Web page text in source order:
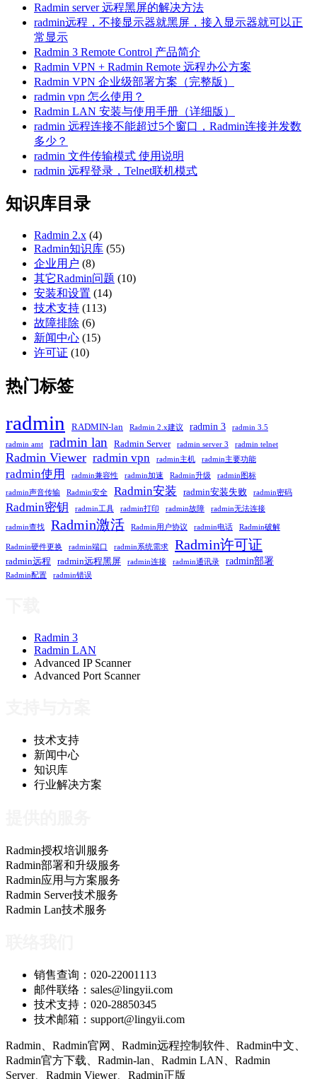
Radmin server 远程黑屏的解决方法
radmin远程，不接显示器就黑屏，接入显示器就可以正
常显示
Radmin 3 Remote Control 产品简介
Radmin VPN + Radmin Remote 远程办公方案
Radmin VPN 企业级部署方案（完整版）
radmin vpn 怎么使用？
Radmin LAN 安装与使用手册（详细版）
radmin 远程连接不能超过5个窗口，Radmin连接并发数
多少？
radmin 文件传输模式 使用说明
radmin 远程登录，Telnet联机模式
知识库目录
Radmin 2.x (4)
Radmin知识库 (55)
企业用户 (8)
其它Radmin问题 (10)
安装和设置 (14)
技术支持 (113)
故障排除 (6)
新闻中心 (15)
许可证 (10)
热门标签
radmin RADMIN-lan Radmin 2.x建议 radmin 3 radmin 3.5
radmin amt radmin lan Radmin Server radmin server 3 radmin telnet
Radmin Viewer radmin vpn radmin主机 radmin主要功能
radmin使用 radmin兼容性 radmin加速 Radmin升级 radmin图标
radmin声音传输 Radmin安全 Radmin安装 radmin安装失败 radmin密码
Radmin密钥 radmin工具 radmin打印 radmin故障 radmin无法连接
radmin查找 Radmin激活 Radmin用户协议 radmin电话 Radmin破解
Radmin硬件更换 radmin端口 radmin系统需求 Radmin许可证
radmin远程 radmin远程黑屏 radmin连接 radmin通讯录 radmin部署
Radmin配置 radmin错误
Radmin 3
Radmin LAN
Advanced IP Scanner
Advanced Port Scanner
技术支持
新闻中心
知识库
行业解决方案
Radmin授权培训服务
Radmin部署和升级服务
Radmin应用与方案服务
Radmin Server技术服务
Radmin Lan技术服务
销售查询：020-22001113
邮件联络：sales@lingyii.com
技术支持：020-28850345
技术邮箱：support@lingyii.com
Radmin、Radmin官网、Radmin远程控制软件、Radmin中文、
Radmin官方下载、Radmin-lan、Radmin LAN、Radmin
Server、Radmin Viewer、Radmin正版